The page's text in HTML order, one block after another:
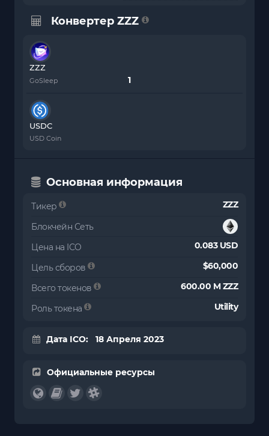
Конвертер ZZZ
ZZZ
GoSleep
USDC
USD Coin
Основная информация
Тикер ZZZ
Блокчейн Сеть
Цена на ICO
0.083 USD
Цель сборов $60,000
Всего токенов 600.00 M ZZZ
Роль токена Utility
Дата ICO: 18 Апреля 2023
Официальные ресурсы